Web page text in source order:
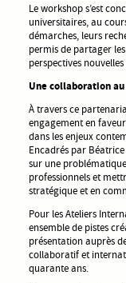
Le workshop s’est
universitaires, au
démarches, leurs
permis de partager
perspectives
Une collaboration
À travers ce
engagement en
dans les enjeux
Encadrés par
sur une
professionnels et
stratégique et en
Pour les Ateliers
ensemble de pistes
présentation auprès
collaboratif et
quarante ans.